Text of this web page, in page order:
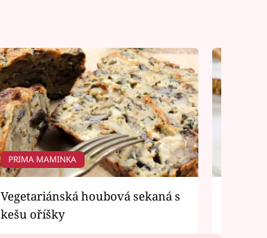
PRIMA MAMINKA
Vegetariánská houbová sekaná s
kešu oříšky